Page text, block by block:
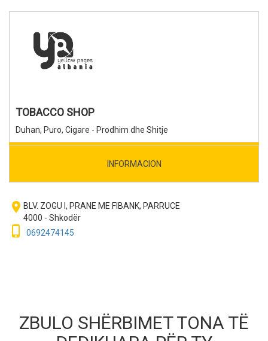
TOBACCO SHOP
Duhan, Puro, Cigare - Prodhim dhe Shitje
INFORMACION
room BLV. ZOGU I, PRANE ME FIBANK, PARRUCE
4000 - Shkodër
phone_iphone 0692474145
ZBULO SHËRBIMET TONA TË